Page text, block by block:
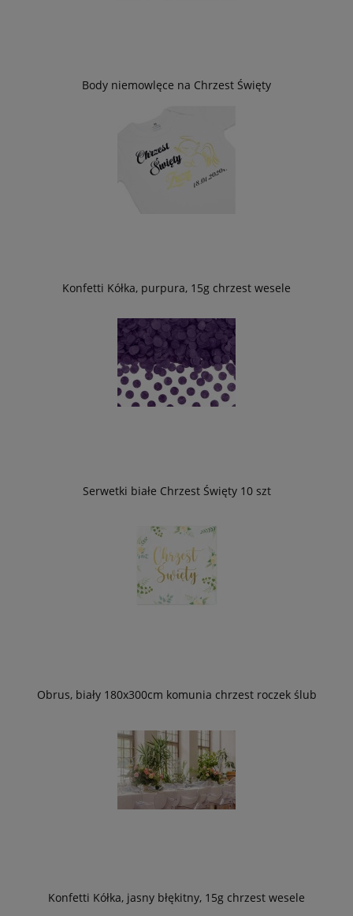
Body niemowlęce na Chrzest Święty
Konfetti Kółka, purpura, 15g chrzest wesele
Serwetki białe Chrzest Święty 10 szt
Obrus, biały 180x300cm komunia chrzest roczek ślub
Konfetti Kółka, jasny błękitny, 15g chrzest wesele